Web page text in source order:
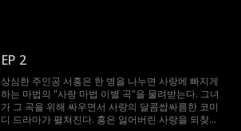
EP 2
상심한 주인공 서홍은 한 병을 나누면 사랑에 빠지게
하는 마법의 "사랑 마법 이별 곡"을 물려받는다. 그녀
가 그 곡을 위해 싸우면서 사랑의 달콤쌉싸름한 코미
디 드라마가 펼쳐진다. 홍은 잃어버린 사랑을 되찾고